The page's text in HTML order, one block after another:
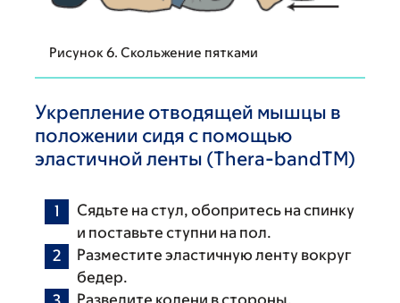
Рисунок 6. Скольжение пятками
Укрепление отводящей мышцы в
положении сидя с помощью
эластичной ленты (Thera-bandTM)
Сядьте на стул, обопритесь на спинку
и поставьте ступни на пол.
Разместите эластичную ленту вокруг
бедер.
Разведите колени в стороны,